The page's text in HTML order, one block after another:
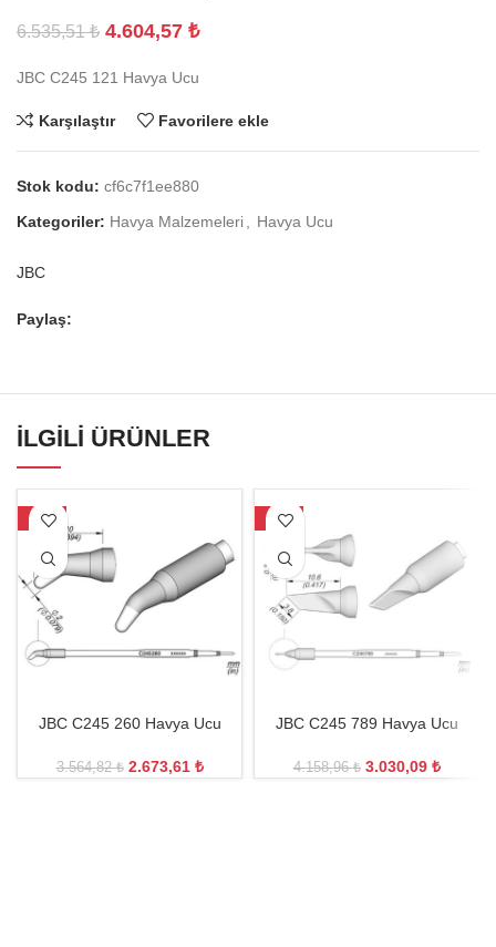
6.535,51₺ 4.604,57 ₺
JBC C245 121 Havya Ucu
Karşılaştır Favorilere ekle
Stok kodu: cf6c7f1ee880
Kategoriler: Havya Malzemeleri Havya Ucu
JBC
Paylaş:
İLGILI ÜRÜNLER
-25%
JBC C245 260 Havya Ucu
3.564,82₺ 2.673,61 ₺
-27%
JBC C245 789 Havya Ucu
4.158,96₺ 3.030,09 ₺